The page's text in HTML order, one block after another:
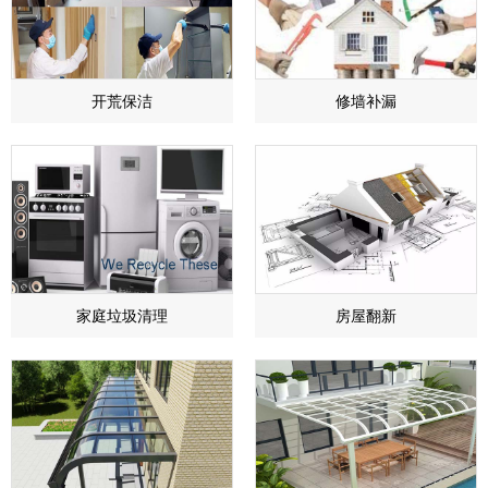
开荒保洁 ​修墙补漏
家庭垃圾清理 房屋翻新